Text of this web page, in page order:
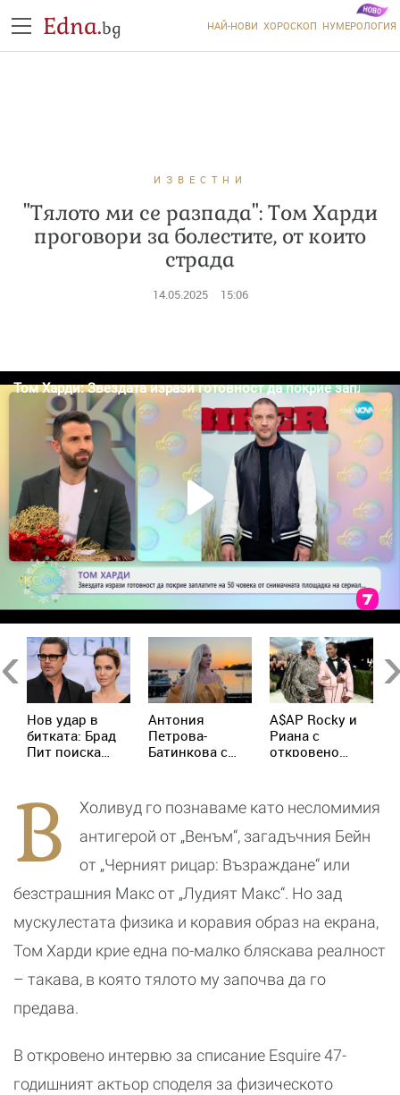
Edna.bg НАЙ-НОВИ ХОРОСКОП НУМЕРОЛОГИЯ
ИЗВЕСТНИ
"Тялото ми се разпада": Том Харди
проговори за болестите, от които
страда
14.05.2025 15:06
Нов удар в
битката: Брад
Пит поиска
Анджелина
Джоли
Антония
Петрова-
Батинкова с
Никога не съм
чакала някой
да ме спаси
A$AP Rocky и
Риана с
откровено
В
Холивуд го познаваме като несломимия
антигерой от „Венъм“, загадъчния Бейн
от „Черният рицар: Възраждане“ или
безстрашния Макс от „Лудият Макс“. Но зад
мускулестата физика и коравия образ на екрана,
Том Харди крие една по-малко бляскава реалност
– такава, в която тялото му започва да го
предава.
В откровено интервю за списание Esquire 47-
годишният актьор споделя за физическото